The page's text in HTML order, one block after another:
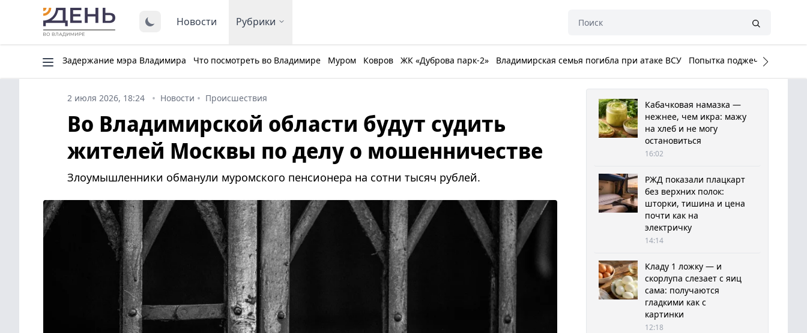
Новости Рубрики
Задержание мэра Владимира Что посмотреть во Владимире Муром Ковров ЖК «Дуброва парк-2» Владимирская семья погибла при атаке ВСУ Попытка поджечь Белый
2 июля 2026, 18:24 Новости Происшествия
Во Владимирской области будут судить
жителей Москвы по делу о мошенничестве
Злоумышленники обманули муромского пенсионера на сотни тысяч рублей.
Кабачковая намазка —
нежнее, чем икра: мажу
на хлеб и не могу
остановиться
16:02
РЖД показали плацкарт
без верхних полок:
шторки, тишина и цена
почти как на
электричку
14:14
Кладу 1 ложку — и
скорлупа слезает с яиц
сама: получаются
гладкими как с
картинки
12:18